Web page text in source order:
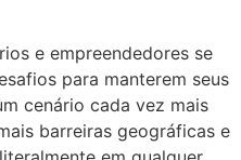
e empreendedores se
para manterem seus
cenário cada vez mais
barreiras geográficas e